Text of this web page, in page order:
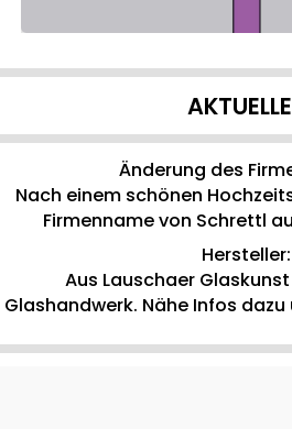
Änderung des
Nach einem schönen
Firmenname von Schrettl
Hersteller:
Aus Lauschaer
Glashandwerk. Nähe Infos